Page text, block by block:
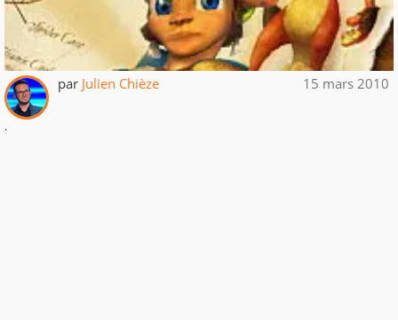
par Julien Chièze 15 mars 2010
.